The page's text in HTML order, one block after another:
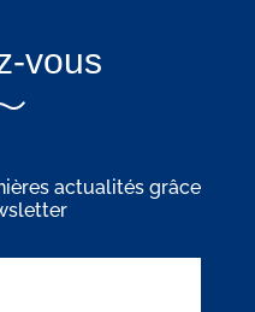
vous
actualités grâce